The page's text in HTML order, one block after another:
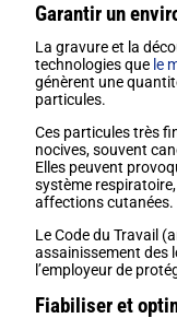
Garantir un
La gravure et la
technologies que le
génèrent une
particules.
Ces particules très
nocives, souvent
Elles peuvent
système
affections cutanées.
Le Code du Travail
assainissement des
l’employeur de
Fiabiliser et